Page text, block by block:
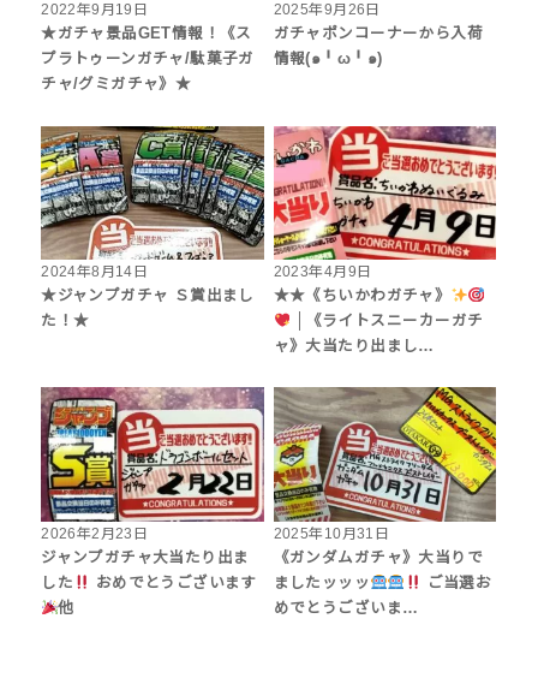
2022年9月19日
★ガチャ景品GET情報！《ス
プラトゥーンガチャ/駄菓子ガ
チャ/グミガチャ》★
2025年9月26日
ガチャポンコーナーから入荷
情報(๑╹ω╹๑)
2024年8月14日
★ジャンプガチャ Ｓ賞出まし
た！★
2023年4月9日
★★《ちいかわガチャ》
│《ライトスニーカーガチ
ャ》大当たり出まし…
2026年2月23日
ジャンプガチャ大当たり出ま
した
おめでとうございます
他
2025年10月31日
《ガンダムガチャ》大当りで
ましたッッッ
ご当選お
めでとうございま…